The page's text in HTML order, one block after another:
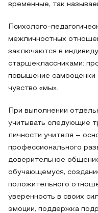
временные, так
Психолого-
межличностных
заключаются в
старшеклассниками:
повышение самооценки
чувство «мы».
При выполнении
учитывать следующие
личности учителя –
профессионального
доверительное
обучающемуся,
положительного
уверенность в своих
эмоции, поддержка